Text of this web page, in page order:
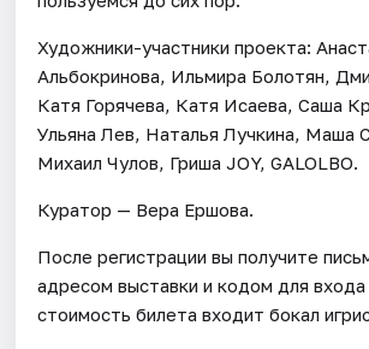
Художники-участники проекта:
Альбокринова, Ильмира Болотян,
Катя Горячева, Катя Исаева, Саша
Ульяна Лев, Наталья Лучкина, Маша
Михаил Чулов, Гриша JOY, GALOLBO.
Куратор — Вера Ершова.
После регистрации вы получите
адресом выставки и кодом для
стоимость билета входит бокал